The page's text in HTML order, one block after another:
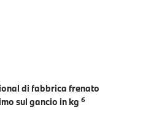
di fabbrica frenato
sul gancio in kg 6